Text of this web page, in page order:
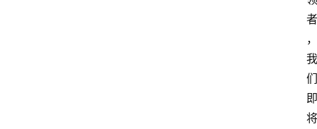
者
，
我
们
即
将